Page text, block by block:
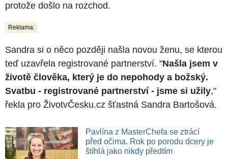
protože došlo na rozchod.
Reklama:
Sandra si o něco později našla novou ženu, se kterou
teď uzavřela registrované partnerství. "Našla jsem v
životě člověka, který je do nepohody a božský.
Svatbu - registrované partnerství - jsme si užily,"
řekla pro ŽivotvČesku.cz šťastná Sandra Bartošová.
Pavlína z MasterChefa se ztrácí
před očima. Rok po porodu dcery je
štíhlá jako nikdy předtím